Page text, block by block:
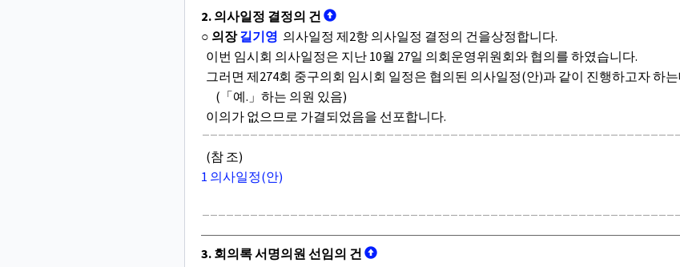
2. 의사일정 결정의 건
○ 의장길기영 의사일정 제2항 의사일정 결정의 건을상정합니다.
이번 임시회 의사일정은 지난 10월 27일 의회운영위원회와 협의를 하였습니다.
그러면 제274회 중구의회 임시회 일정은 협의된 의사일정(안)과 같이 진행하고자 하
(「예.」하는 의원 있음)
이의가 없으므로 가결되었음을 선포합니다.
(참 조)
1 의사일정(안)
3. 회의록 서명의원 선임의 건